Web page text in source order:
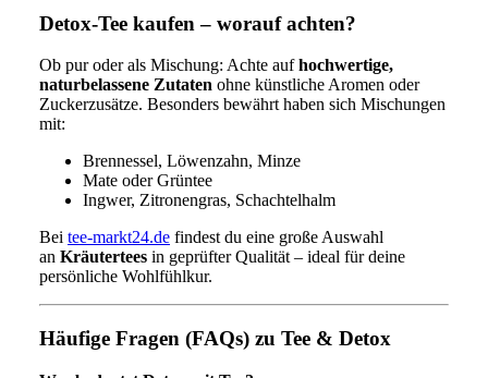
Detox-Tee kaufen – worauf achten?
Ob pur oder als Mischung: Achte aufhochwertige,
naturbelassene Zutaten ohne künstliche Aromen oder
Zuckerzusätze. Besonders bewährt haben sich Mischungen
mit:
Brennessel, Löwenzahn, Minze
Mate oder Grüntee
Ingwer, Zitronengras, Schachtelhalm
Bei tee-markt24.de findest du eine große Auswahl
an Kräutertees in geprüfter Qualität – ideal für deine
persönliche Wohlfühlkur.
Häufige Fragen (FAQs) zu Tee & Detox